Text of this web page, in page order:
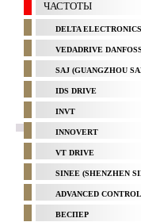
ЧАСТОТЫ
DELTA ELECTRONICS
VEDADRIVE DANFOSS
SAJ (GUANGZHOU
IDS DRIVE
INVT
INNOVERT
VT DRIVE
SINEE (SHENZHEN
ADVANCED
ВЕСПЕР